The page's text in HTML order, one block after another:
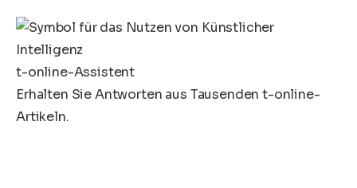
t-online-Assistent
Erhalten Sie Antworten aus Tausenden t-online-
Artikeln.